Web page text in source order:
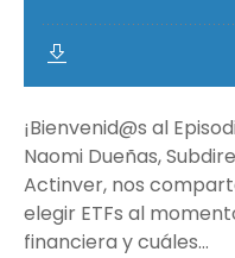
¡Bienvenid@s al
Naomi Dueñas,
Actinver, nos
elegir ETFs al
financiera y cuáles...